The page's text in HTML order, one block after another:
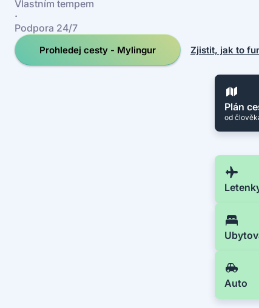
Vlastním tempem
·
Podpora 24/7
Prohledej cesty - Mylingur Zjistit, jak to
Plán
od
Auto